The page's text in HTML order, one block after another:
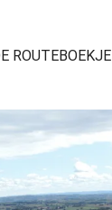
ROUTEBOEKJE